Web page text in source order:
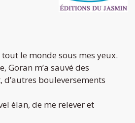
le monde sous mes yeux.
Goran m’a sauvé des
bouleversements
élan, de me relever et